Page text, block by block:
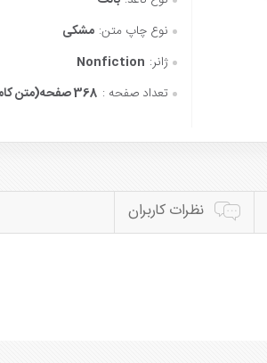
نوع چاپ متن: مشکی
ژانر: Nonfiction
تعداد صفحه : 368 صفحه(متن کامل بدون حذفیات)
نظرات کاربران